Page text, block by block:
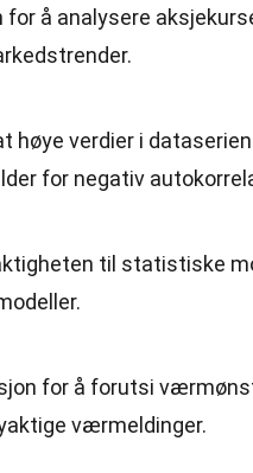
å analysere
høye verdier i
for negativ
til statistiske
for å forutsi
værmeldinger.